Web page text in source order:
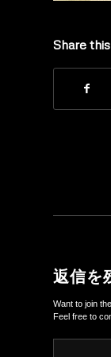
Share
返信を
Want to join
Feel free to